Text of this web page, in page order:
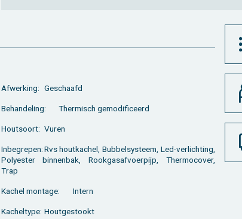
Af­wer­king: Ge­schaafd
Be­han­de­ling: Ther­misch ge­mo­di­fi­ceerd
Hout­soort: Vuren
In­be­gre­pen:Rvs hout­ka­chel, Bub­bel­sys­teem, Led-ver­lich­ting,
Po­ly­es­ter bin­nen­bak, Rook­gas­af­voer­pijp, Ther­mo­co­ver,
Trap
Ka­chel mon­ta­ge: In­tern
Ka­chel­ty­pe: Hout­ge­stookt